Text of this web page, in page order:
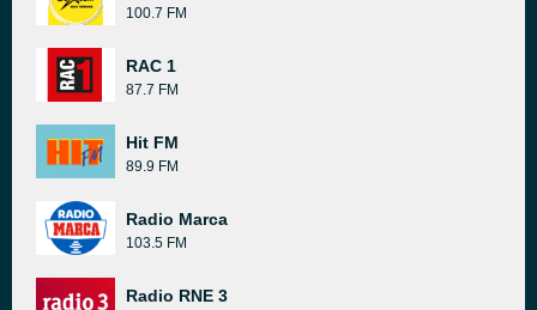
100.7 FM
RAC 1
87.7 FM
Hit FM
89.9 FM
Radio Marca
103.5 FM
Radio RNE 3